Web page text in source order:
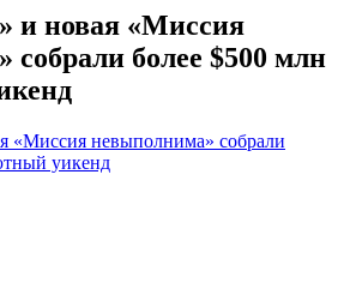
и новая «Миссия
более $500 млн
«Миссия невыполнима» собрали
уикенд